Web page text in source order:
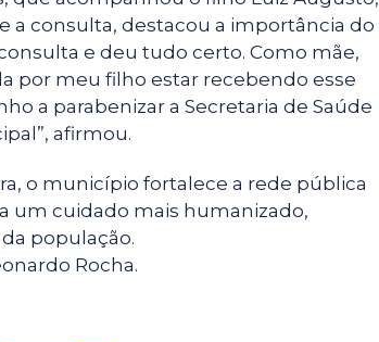
a consulta, destacou a importância do
e deu tudo certo. Como mãe,
por meu filho estar recebendo esse
a parabenizar a Secretaria de Saúde
afirmou.
o município fortalece a rede pública
um cuidado mais humanizado,
população.
Rocha.